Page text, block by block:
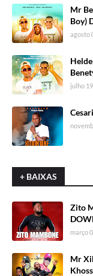
Mr
Boy)
agosto
julho
+ BAIXAS
Zito
março
Mr